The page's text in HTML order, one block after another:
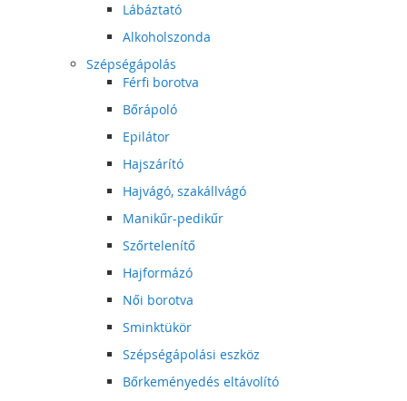
Lábáztató
Alkoholszonda
Szépségápolás
Férfi borotva
Bőrápoló
Epilátor
Hajszárító
Hajvágó, szakállvágó
Manikűr-pedikűr
Szőrtelenítő
Hajformázó
Női borotva
Sminktükör
Szépségápolási eszköz
Bőrkeményedés eltávolító